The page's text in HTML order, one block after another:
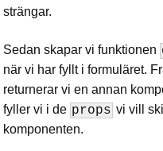
strängar.
Sedan skapar vi funktionen
när vi har fyllt i formuläret.
returnerar vi en annan
fyller vi i de props vi vill
komponenten.